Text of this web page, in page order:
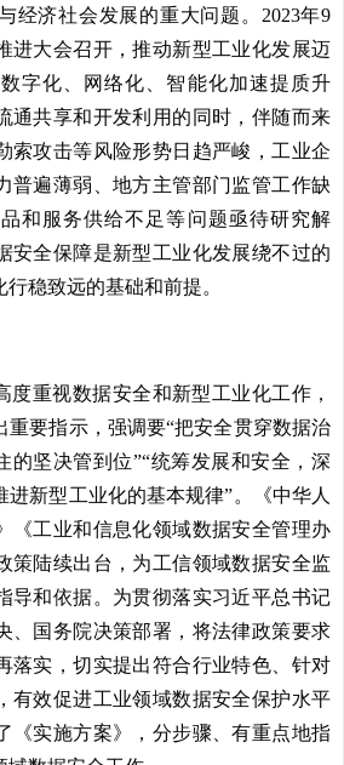
经济社会发展的重大问题。2023年9
进大会召开，推动新型工业化发展迈
字化、网络化、智能化加速提质升
通共享和开发利用的同时，伴随而来
索攻击等风险形势日趋严峻，工业企
普遍薄弱、地方主管部门监管工作缺
和服务供给不足等问题亟待研究解
安全保障是新型工业化发展绕不过的
稳致远的基础和前提。
度重视数据安全和新型工业化工作，
重要指示，强调要“把安全贯穿数据治
的坚决管到位”“统筹发展和安全，深
新型工业化的基本规律”。《中华人
《工业和信息化领域数据安全管理办
策陆续出台，为工信领域数据安全监
导和依据。为贯彻落实习近平总书记
、国务院决策部署，将法律政策要求
落实，切实提出符合行业特色、针对
有效促进工业领域数据安全保护水平
《实施方案》，分步骤、有重点地指